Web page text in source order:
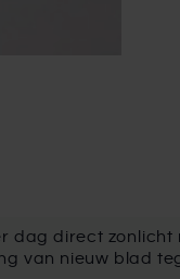
dag direct
van nieuw blad